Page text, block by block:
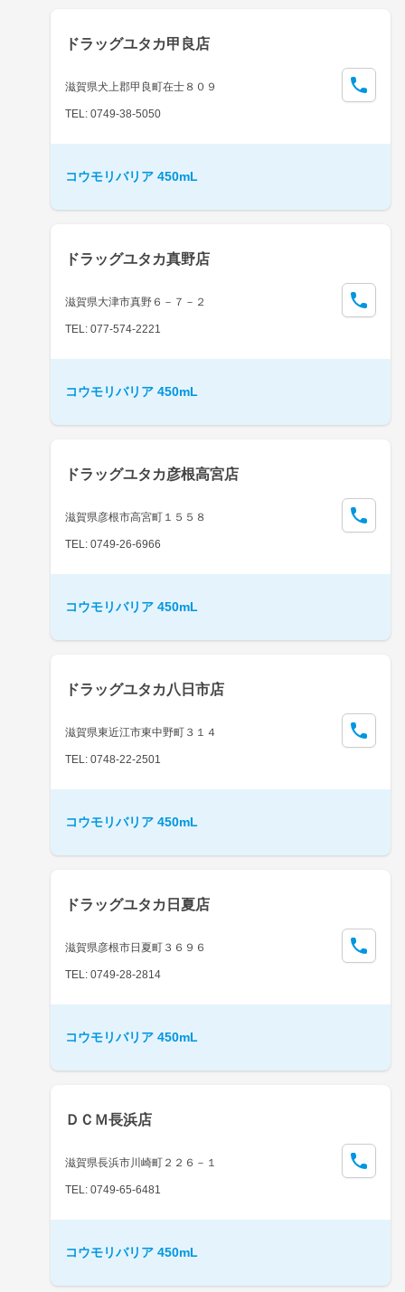
ドラッグユタカ甲良店
滋賀県犬上郡甲良町在士８０９
TEL: 0749-38-5050
コウモリバリア 450mL
ドラッグユタカ真野店
滋賀県大津市真野６－７－２
TEL: 077-574-2221
コウモリバリア 450mL
ドラッグユタカ彦根高宮店
滋賀県彦根市高宮町１５５８
TEL: 0749-26-6966
コウモリバリア 450mL
ドラッグユタカ八日市店
滋賀県東近江市東中野町３１４
TEL: 0748-22-2501
コウモリバリア 450mL
ドラッグユタカ日夏店
滋賀県彦根市日夏町３６９６
TEL: 0749-28-2814
コウモリバリア 450mL
ＤＣＭ長浜店
滋賀県長浜市川崎町２２６－１
TEL: 0749-65-6481
コウモリバリア 450mL